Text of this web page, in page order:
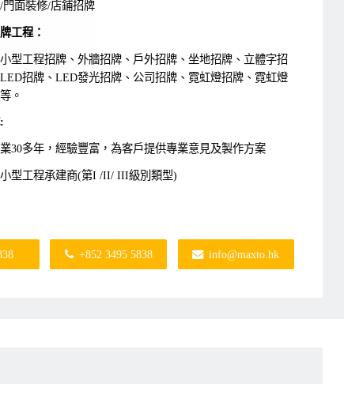
面裝修/店鋪招牌
工程：
型工程招牌、外牆招牌、戶外招牌、坐地招牌、立體字招
招牌、LED發光招牌、公司招牌、霓虹燈招牌、霓虹燈
。
30多年，經驗豐富，為客戶提供專業意見及製作方案
型工程承建商(第I /II/ III級別類型)
Surveyor / BS)+852 3495 5838 info@maxto.hk